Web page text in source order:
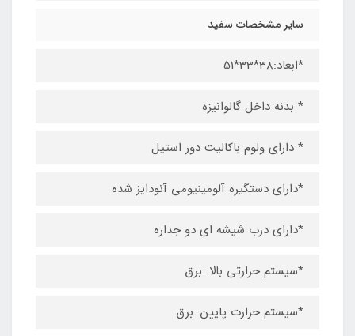
سایر مشخصات سفید
*ابعاد:38*33*51
* بدنه داخل گالوانیزه
* دارای ولوم باکالیت دور استیل
*دارای دستگیره آلومینیومی آنودایز شده
*دارای درب شیشه ای دو جداره
*سیستم حرارتی بالا: برق
*سیستم حرارت پایین: برق